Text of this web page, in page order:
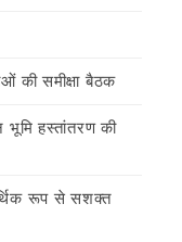
की समीक्षा बैठक
भूमि हस्तांतरण की
रूप से सशक्त